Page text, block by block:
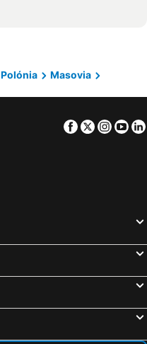
Polónia
Masovia
Facebook
Twitter